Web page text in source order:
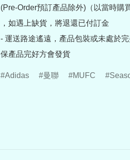
(Pre-Order預訂產品除外)（以當時購
，如遇上缺貨，將退還已付訂金
- 運送路途遙遠，產品包裝或未處於
保產品完好方會發貨
Adidas 曼聯 MUFC